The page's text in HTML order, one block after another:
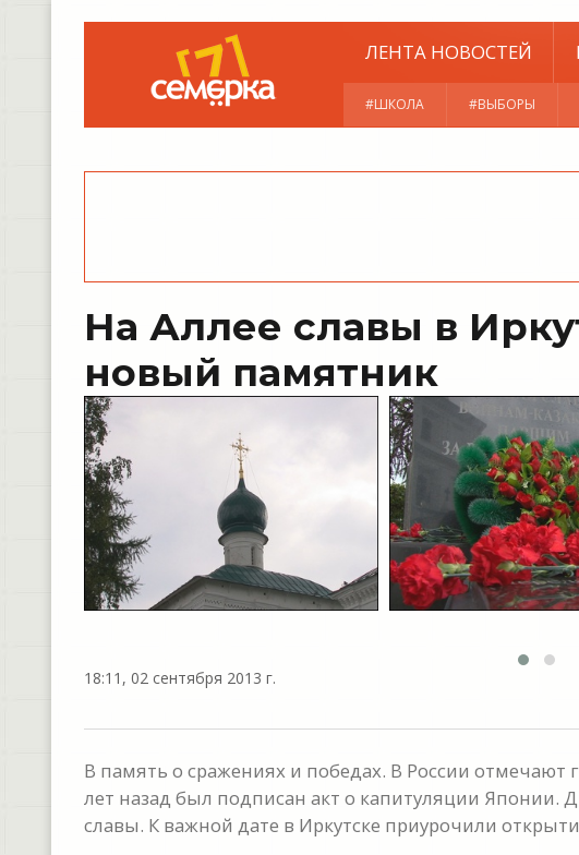
ЛЕНТА НОВОСТЕЙ
#ШКОЛА #ВЫБОРЫ
На Аллее славы в
новый памятник
18:11, 02 сентября 2013 г.
В память о сражениях и победах. В России
лет назад был подписан акт о капитуляции Японии.
славы. К важной дате в Иркутске приурочили